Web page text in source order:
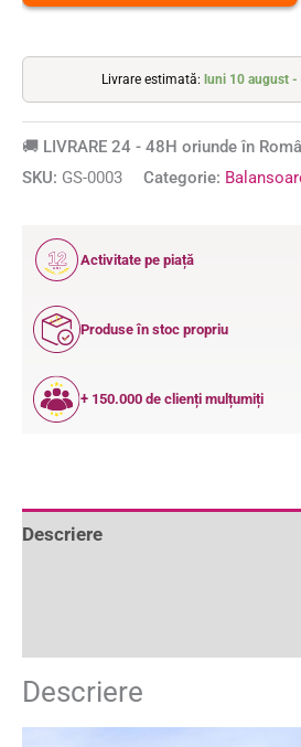
Livrare estimată: luni 10 august
🚚 LIVRARE 24 - 48H oriunde în
SKU: GS-0003 Categorie:
12
ANI
Activitate pe piață
Produse în stoc propriu
+ 150.000 de clienți mulțumiți
Descriere
Descriere